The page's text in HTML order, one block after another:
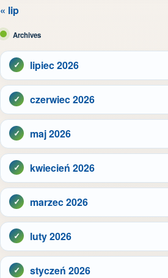
« lip
Archives
lipiec 2026
czerwiec 2026
maj 2026
kwiecień 2026
marzec 2026
luty 2026
styczeń 2026